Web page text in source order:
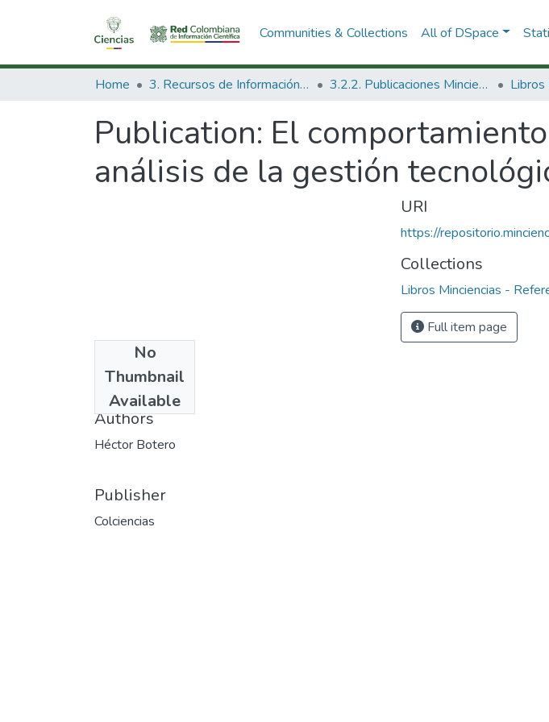
Communities & Collections All of DSpace
Home 3. Recursos de Información Científica y Tecnológica 3.2.2. Publicaciones Minciencias
Publication: El
análisis de la gestión
No
Thumbnail
Available
1977
Authors
Héctor Botero
Publisher
Colciencias
URI
https://
Collections
Libros Minciencias -
Full item page